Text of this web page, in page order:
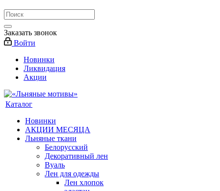
Заказать звонок
Войти
Новинки
Ликвидация
Акции
Каталог
Новинки
АКЦИИ МЕСЯЦА
Льняные ткани
Белорусский
Декоративный лен
Вуаль
Лен для одежды
Лен хлопок